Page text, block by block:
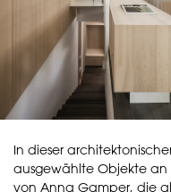
In dieser
ausgewählte Objekte an
von Anna Gamper, die